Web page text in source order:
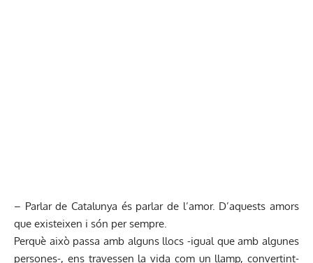
– Parlar de Catalunya és parlar de l’amor. D’aquests amors
que existeixen i són per sempre.
Perquè això passa amb alguns llocs -igual que amb algunes
persones-, ens travessen la vida com un llamp, convertint-